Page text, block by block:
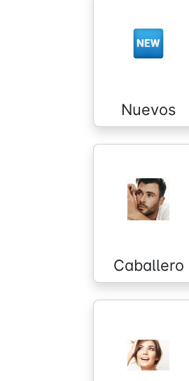
Nuevos
Caballero